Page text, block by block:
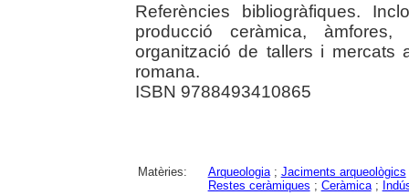
Referències bibliogràfiques.
producció ceràmica,
organització de tallers i mercats
romana.
ISBN 9788493410865
Matèries: Arqueologia; Jaciments arqueològics
Restes ceràmiques ; Ceràmica;